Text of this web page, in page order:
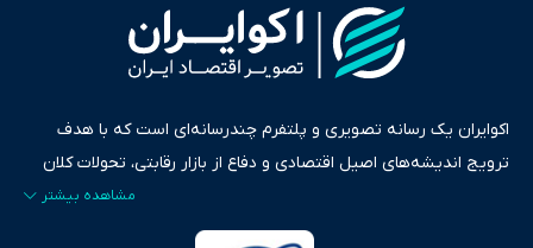
اکوایران یک رسانه تصویری و پلتفرم چندرسانه‌ای است که با هدف
ترویج اندیشه‌های اصیل اقتصادی و دفاع از بازار رقابتی، تحولات کلان
ایران و جهان را در قالب‌های ویدیو، پادکست، متن و گزارش‌های تحلیلی
پایش می‌کند. این رسانه به عنوان منبعی دقیق و قابل اعتماد، فراتر از